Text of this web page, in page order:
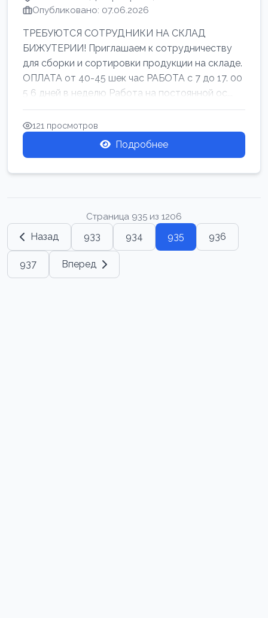
Опубликовано: 07.06.2026
ТРЕБУЮТСЯ СОТРУДНИКИ НА СКЛАД
БИЖУТЕРИИ! Приглашаем к сотрудничеству
для сборки и сортировки продукции на складе.
ОПЛАТА от 40-45 шек час РАБОТА с 7 до 17. 00
5 6 дней в неделю Работа на постоянной ос...
121 просмотров
Подробнее
Страница 935 из 1206
Назад 933 934 935 936
937 Вперед